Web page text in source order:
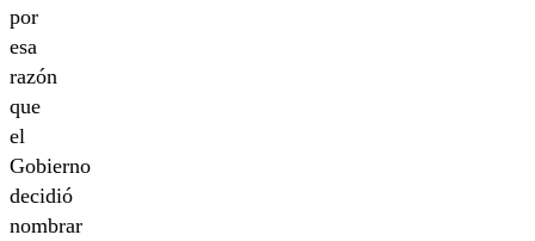
por
esa
razón
que
el
Gobierno
decidió
nombrar